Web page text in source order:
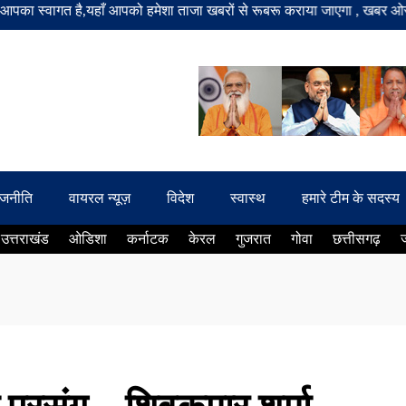
है,यहाँ आपको हमेशा ताजा खबरों से रूबरू कराया जाएगा , खबर ओर
वायरल न्यूज़ विदेश स्वास्थ हमारे टीम के सदस्य
उत्तराखंड ओडिशा कर्नाटक केरल गुजरात गोवा छत्तीसगढ़